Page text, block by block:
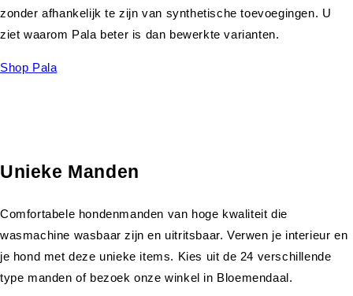
zonder afhankelijk te zijn van synthetische toevoegingen. U
ziet waarom Pala beter is dan bewerkte varianten.
Shop Pala
Unieke Manden
Comfortabele hondenmanden van hoge kwaliteit die
wasmachine wasbaar zijn en uitritsbaar. Verwen je interieur en
je hond met deze unieke items. Kies uit de 24 verschillende
type manden of bezoek onze winkel in Bloemendaal.